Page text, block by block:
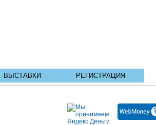
ВЫСТАВКИ РЕГИСТРАЦИЯ